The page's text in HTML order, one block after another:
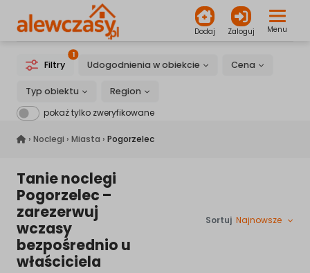
Dodaj Zaloguj Menu
Filtry
1
Udogodnienia w obiekcie Cena
Typ obiektu
Region
pokaż tylko zweryfikowane
alewczasy.pl
› Noclegi › Miasta › Pogorzelec
Tanie noclegi
Pogorzelec –
zarezerwuj
wczasy
bezpośrednio u
właściciela
Sortuj Najnowsze